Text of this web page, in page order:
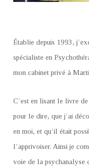
Établie depuis 1993,
spécialiste en
mon cabinet privé à
C’est en lisant le livre
pour le dire, que j’ai
en moi, et qu’il était
l’apprivoiser. Ainsi je
voie de la psychanalyse